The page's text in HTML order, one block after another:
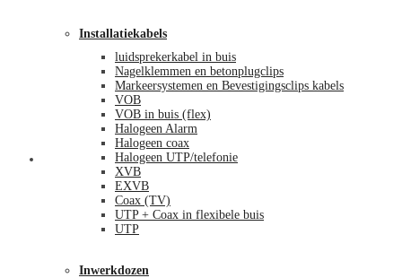
Mijn account
Installatiekabels
luidsprekerkabel in buis
Nagelklemmen en betonplugclips
Markeersystemen en Bevestigingsclips kabels
VOB
VOB in buis (flex)
Halogeen Alarm
Halogeen coax
Halogeen UTP/telefonie
XVB
EXVB
Coax (TV)
UTP + Coax in flexibele buis
UTP
Inwerkdozen